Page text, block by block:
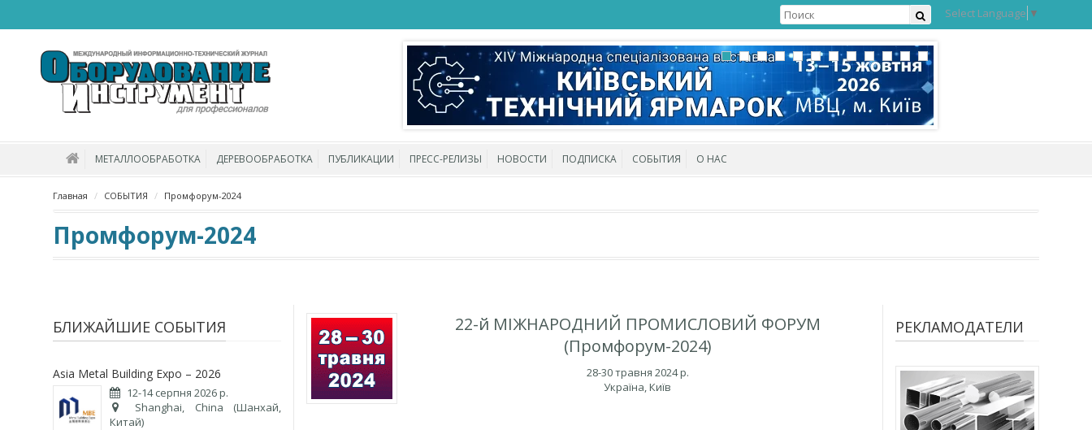
Select Language ▼
МЕТАЛЛООБРАБОТКА ДЕРЕВООБРАБОТКА ПУБЛИКАЦИИ ПРЕСС-РЕЛИЗЫ НОВОСТИ ПОДПИСКА СОБЫТИЯ О НАС
Главная СОБЫТИЯ Промфорум-2024
Промфорум-2024
БЛИЖАЙШИЕ СОБЫТИЯ
Asia Metal Building Expo – 2026
12-14 серпня 2026 р.
Shanghai, China (Шанхай,
Китай)
22-й МІЖНАРОДНИЙ ПРОМИСЛОВИЙ ФОРУМ
(Промфорум-2024)
28-30 травня 2024 р.
Україна, Київ
РЕКЛАМОДАТЕЛИ